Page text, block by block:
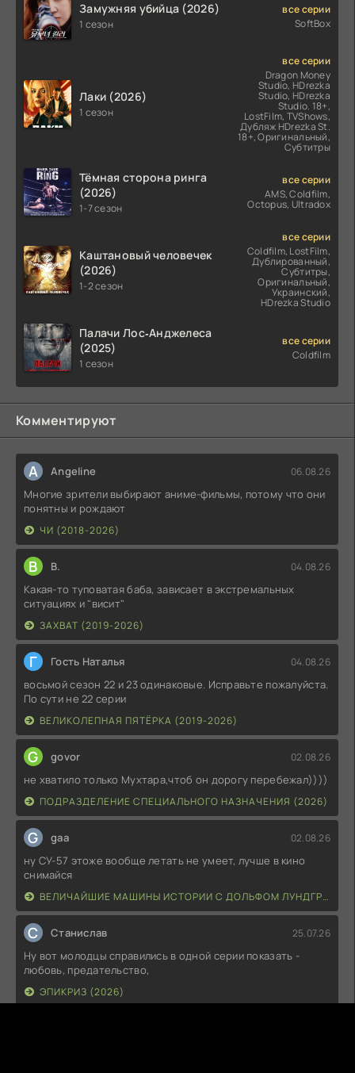
Замужняя убийца (2026)
1 сезон
все серии
SoftBox
Лаки (2026)
1 сезон
все серии
Dragon Money
Studio, HDrezka
Studio, HDrezka
Studio. 18+,
LostFilm, TVShows,
Дубляж HDrezka St.
18+, Оригинальный,
Субтитры
Тёмная сторона ринга
(2026)
1-7 сезон
все серии
AMS, Coldfilm,
Octopus, Ultradox
Каштановый человечек
(2026)
1-2 сезон
все серии
Coldfilm, LostFilm,
Дублированный,
Субтитры,
Оригинальный,
Украинский,
HDrezka Studio
Палачи Лос‑Анджелеса
(2025)
1 сезон
все серии
Coldfilm
Комментируют
A Angeline 06.08.26
Многие зрители выбирают аниме-фильмы, потому что они
понятны и рождают
ЧИ (2018-2026)
В В. 04.08.26
Какая-то туповатая баба, зависает в экстремальных
ситуациях и "висит"
ЗАХВАТ (2019-2026)
Г Гость Наталья 04.08.26
восьмой сезон 22 и 23 одинаковые. Исправьте пожалуйста.
По сути не 22 серии
ВЕЛИКОЛЕПНАЯ ПЯТЁРКА (2019-2026)
G govor 02.08.26
не хватило только Мухтара,чтоб он дорогу перебежал))))
ПОДРАЗДЕЛЕНИЕ СПЕЦИАЛЬНОГО НАЗНАЧЕНИЯ (2026)
G gaa 02.08.26
ну СУ-57 этоже вообще летать не умеет, лучше в кино
снимайся
ВЕЛИЧАЙШИЕ МАШИНЫ ИСТОРИИ С ДОЛЬФОМ ЛУНДГРЕНОМ (2026)
С Станислав 25.07.26
Ну вот молодцы справились в одной серии показать -
любовь, предательство,
ЭПИКРИЗ (2026)